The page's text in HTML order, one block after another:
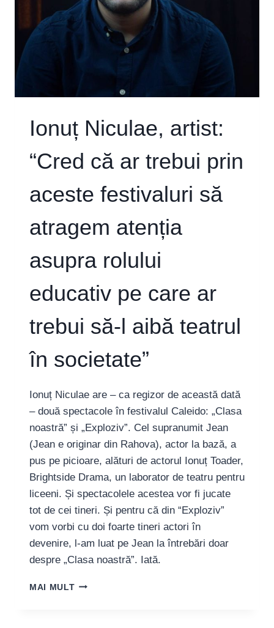
Ionuț Niculae, artist:
“Cred că ar trebui prin
aceste festivaluri să
atragem atenția
asupra rolului
educativ pe care ar
trebui să-l aibă teatrul
în societate”
Ionuț Niculae are – ca regizor de această dată
– două spectacole în festivalul Caleido: „Clasa
noastră” și „Exploziv”. Cel supranumit Jean
(Jean e originar din Rahova), actor la bază, a
pus pe picioare, alături de actorul Ionuț Toader,
Brightside Drama, un laborator de teatru pentru
liceeni. Și spectacolele acestea vor fi jucate
tot de cei tineri. Și pentru că din “Exploziv”
vom vorbi cu doi foarte tineri actori în
devenire, l-am luat pe Jean la întrebări doar
despre „Clasa noastră”. Iată.
MAI MULTIONUȚ